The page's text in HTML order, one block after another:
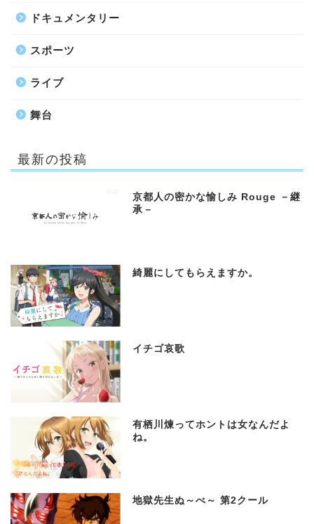
ドキュメンタリー
スポーツ
ライブ
舞台
最新の投稿
京都人の密かな愉しみ Rouge －継
承－
綺麗にしてもらえますか。
イチゴ哀歌
有栖川煉ってホントは女なんだよ
ね。
地獄先生ぬ～べ～ 第2クール